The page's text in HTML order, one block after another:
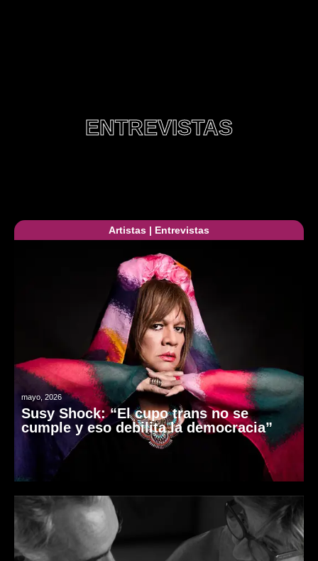
ENTREVISTAS
Artistas | Entrevistas
mayo, 2026
Susy Shock: “El cupo trans no se
cumple y eso debilita la democracia”